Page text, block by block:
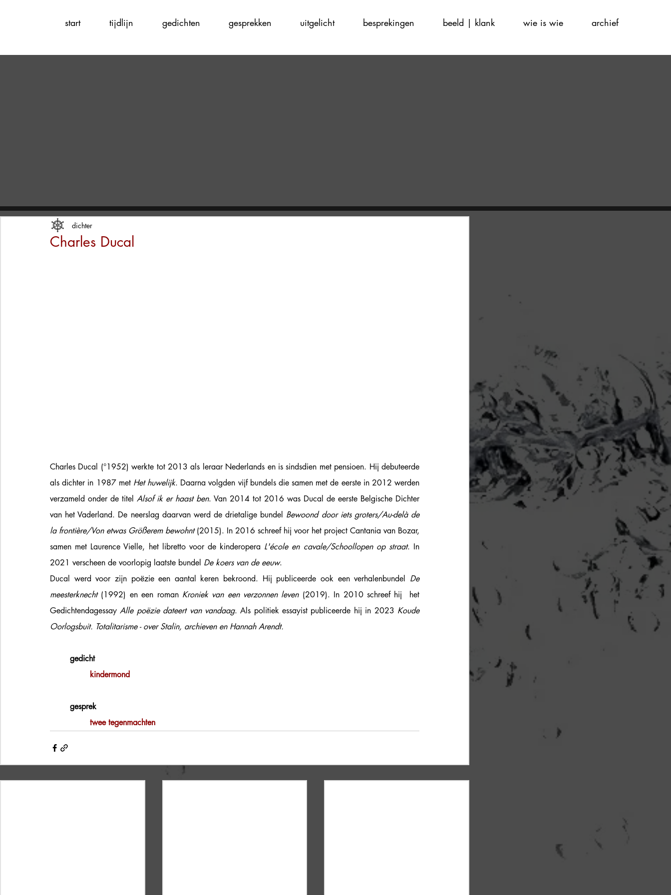
start tijdlijn gedichten gesprekken uitgelicht besprekingen beeld | klank wie is wie archief
Charles Ducal
dichter
Charles Ducal (°1952) werkte tot 2013 als leraar Nederlands en is sindsdien met pensioen. Hij debuteerde
als dichter in 1987 met Het huwelijk. Daarna volgden vijf bundels die samen met de eerste in 2012 werden
verzameld onder de titel Alsof ik er haast ben. Van 2014 tot 2016 was Ducal de eerste Belgische Dichter
van het Vaderland. De neerslag daarvan werd de drietalige bundel Bewoond door iets groters/Au-delà de
la frontière/Von etwas Größerem bewohnt (2015). In 2016 schreef hij voor het project Cantania van Bozar,
samen met Laurence Vielle, het libretto voor de kinderopera L'école en cavale/Schoollopen op straat. In
2021 verscheen de voorlopig laatste bundel De koers van de eeuw.
Ducal werd voor zijn poëzie een aantal keren bekroond. Hij publiceerde ook een verhalenbundel De
meesterknecht (1992) en een roman Kroniek van een verzonnen leven (2019). In 2010 schreef hij  het
Gedichtendagessay Alle poëzie dateert van vandaag. Als politiek essayist publiceerde hij in 2023 Koude
Oorlogsbuit. Totalitarisme - over Stalin, archieven en Hannah Arendt.
gedicht
kindermond
gesprek
twee tegenmachten